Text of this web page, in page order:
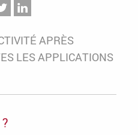
APRÈS
LES APPLICATIONS